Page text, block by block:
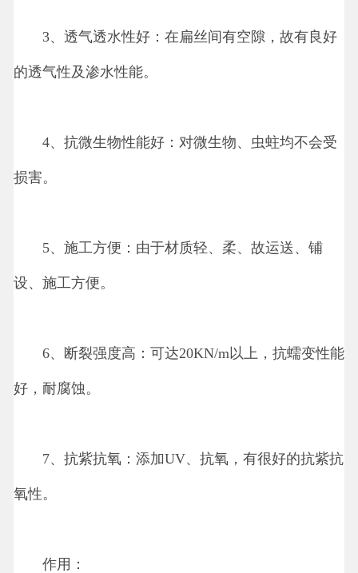
3、透气透水性好：在扁丝间有空隙，故有良好
的透气性及渗水性能。
4、抗微生物性能好：对微生物、虫蛀均不会受
损害。
5、施工方便：由于材质轻、柔、故运送、铺
设、施工方便。
6、断裂强度高：可达20KN/m以上，抗蠕变性能
好，耐腐蚀。
7、抗紫抗氧：添加UV、抗氧，有很好的抗紫抗
氧性。
作用：